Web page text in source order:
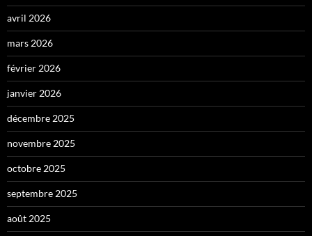
avril 2026
mars 2026
février 2026
janvier 2026
décembre 2025
novembre 2025
octobre 2025
septembre 2025
août 2025